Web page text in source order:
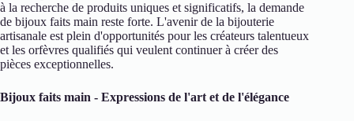
à la recherche de produits uniques et significatifs, la demande
de bijoux faits main reste forte. L'avenir de la bijouterie
artisanale est plein d'opportunités pour les créateurs talentueux
et les orfèvres qualifiés qui veulent continuer à créer des
pièces exceptionnelles.
Bijoux faits main - Expressions de l'art et de l'élégance